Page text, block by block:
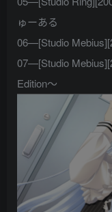
ゅーある
06—[Studio
07—[Studio
Edition～